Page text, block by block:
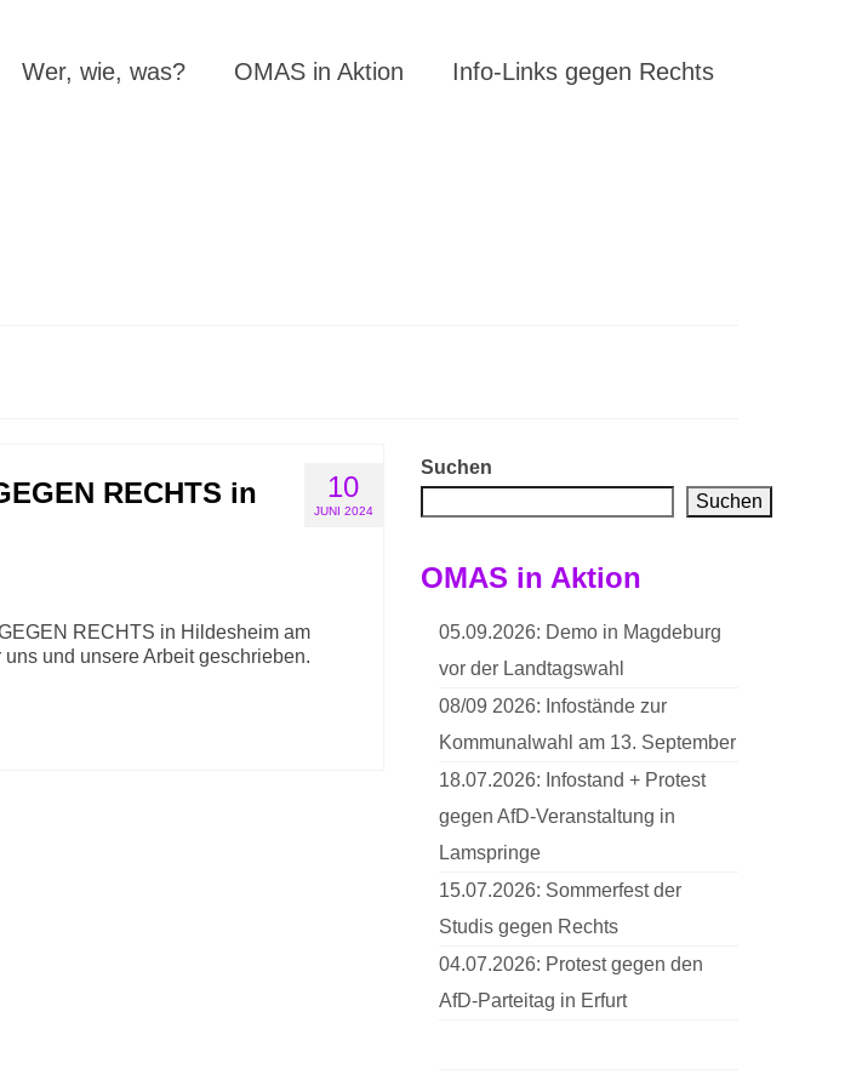
Wer, wie, was? OMAS in Aktion Info-Links gegen Rechts
10
JUNI 2024
RECHTS in
RECHTS in Hildesheim am
und unsere Arbeit geschrieben.
Suchen
Suchen
OMAS in Aktion
05.09.2026: Demo in Magdeburg
vor der Landtagswahl
08/09 2026: Infostände zur
Kommunalwahl am 13. September
18.07.2026: Infostand + Protest
gegen AfD-Veranstaltung in
Lamspringe
15.07.2026: Sommerfest der
Studis gegen Rechts
04.07.2026: Protest gegen den
AfD-Parteitag in Erfurt